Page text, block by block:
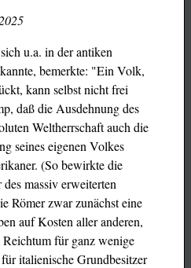
u.a. in der antiken
bemerkte: "Ein Volk,
kann selbst nicht frei
daß die Ausdehnung des
Weltherrschaft auch die
seines eigenen Volkes
(So bewirkte die
massiv erweiterten
Römer zwar zunächst eine
auf Kosten aller anderen,
für ganz wenige
italienische Grundbesitzer